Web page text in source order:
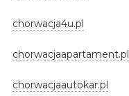
chorwacja4u.pl
chorwacjaapartament.pl
chorwacjaautokar.pl